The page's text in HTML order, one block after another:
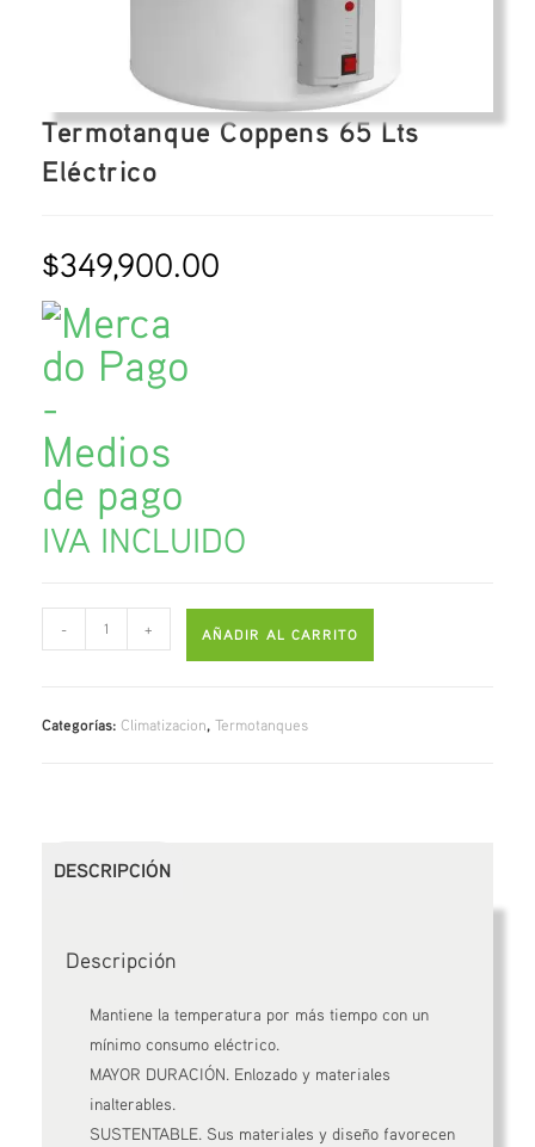
Termotanque Coppens 65 Lts
Eléctrico
$349,900.00
IVA INCLUIDO
- + AÑADIR AL CARRITO
Categorías:Climatizacion,Termotanques
DESCRIPCIÓN
Descripción
Mantiene la temperatura por más tiempo con un
mínimo consumo eléctrico.
MAYOR DURACIÓN. Enlozado y materiales
inalterables.
SUSTENTABLE. Sus materiales y diseño favorecen